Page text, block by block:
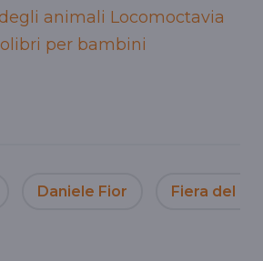
animali Locomoctavia
per bambini
Daniele Fior Fiera del